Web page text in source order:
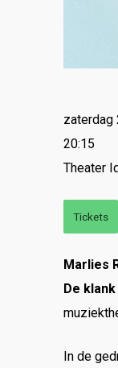
Marlies
De
In de
zaterdag
20:15
Theater
Tickets